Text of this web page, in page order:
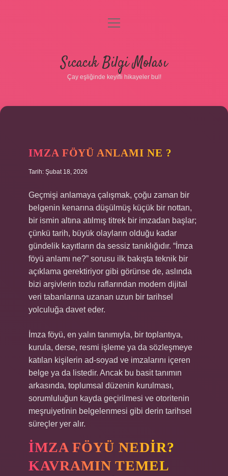
Gizlilik Politikası
Hakkımızda
menüyü
Sıcacık Bilgi Molası
Çay eşliğinde keyifli hikayeler bul!
IMZA FÖYÜ ANLAMI NE ?
Tarih: Şubat 18, 2026
Geçmişi anlamaya çalışmak, çoğu zaman bir
belgenin kenarına düşülmüş küçük bir nottan,
bir ismin altına atılmış titrek bir imzadan başlar;
çünkü tarih, büyük olayların olduğu kadar
gündelik kayıtların da sessiz tanıklığıdır. “İmza
föyü anlamı ne?” sorusu ilk bakışta teknik bir
açıklama gerektiriyor gibi görünse de, aslında
bizi arşivlerin tozlu raflarından modern dijital
veri tabanlarına uzanan uzun bir tarihsel
yolculuğa davet eder.
İmza föyü, en yalın tanımıyla, bir toplantıya,
kurula, derse, resmi işleme ya da sözleşmeye
katılan kişilerin ad-soyad ve imzalarını içeren
belge ya da listedir. Ancak bu basit tanımın
arkasında, toplumsal düzenin kurulması,
sorumluluğun kayda geçirilmesi ve otoritenin
meşruiyetinin belgelenmesi gibi derin tarihsel
süreçler yer alır.
İMZA FÖYÜ NEDIR?
KAVRAMIN TEMEL